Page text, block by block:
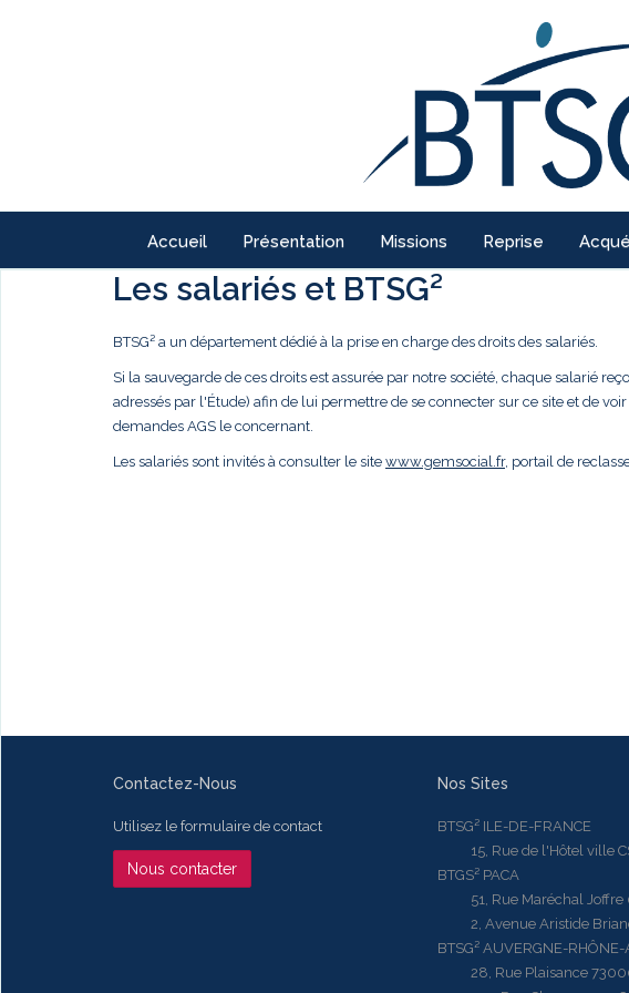
Accueil Présentation Missions Reprise
Les salariés et BTSG²
BTSG² a un département dédié à la prise en charge des droits des salariés.
Si la sauvegarde de ces droits est assurée par notre société, chaque salarié
adressés par l'Étude) afin de lui permettre de se connecter sur ce site et de
demandes AGS le concernant.
Les salariés sont invités à consulter le site www.gemsocial.fr, portail de
Contactez-Nous
Utilisez le formulaire de contact
Nous contacter
Nos Sites
BTSG² ILE-DE-FRANCE
15, Rue de l'Hôtel ville
BTGS² PACA
51, Rue Maréchal Joffre
2, Avenue Aristide Briand
BTSG² AUVERGNE-RHÔNE-
28, Rue Plaisance 73000